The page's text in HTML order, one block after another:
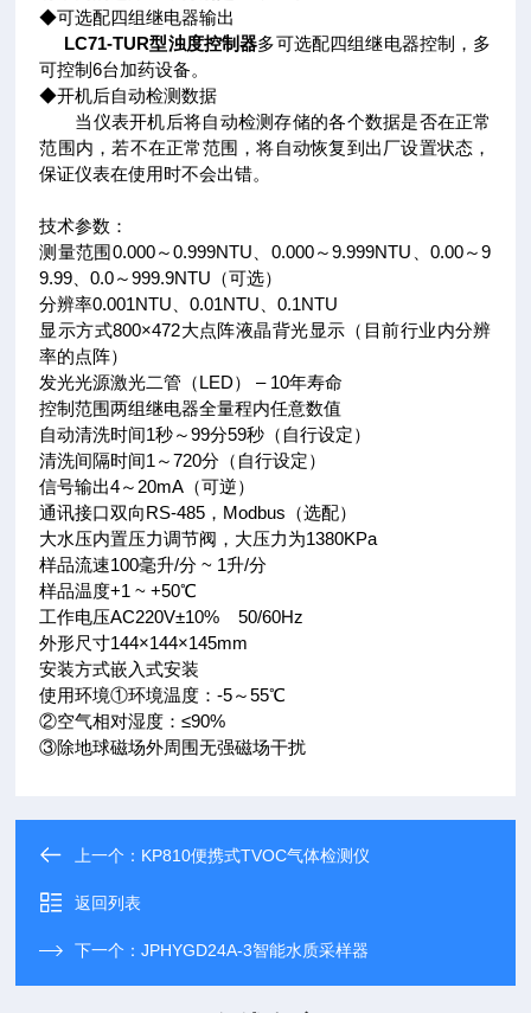
◆可选配四组继电器输出
LC71-TUR型浊度控制器多可选配四组继电器控制，多
可控制6台加药设备。
◆开机后自动检测数据
当仪表开机后将自动检测存储的各个数据是否在正常
范围内，若不在正常范围，将自动恢复到出厂设置状态，
保证仪表在使用时不会出错。
技术参数：
测量范围0.000～0.999NTU、0.000～9.999NTU、0.00～9
9.99、0.0～999.9NTU（可选）
分辨率0.001NTU、0.01NTU、0.1NTU
显示方式800×472大点阵液晶背光显示（目前行业内分辨
率的点阵）
发光光源激光二管（LED） – 10年寿命
控制范围两组继电器全量程内任意数值
自动清洗时间1秒～99分59秒（自行设定）
清洗间隔时间1～720分（自行设定）
信号输出4～20mA（可逆）
通讯接口双向RS-485，Modbus（选配）
大水压内置压力调节阀，大压力为1380KPa
样品流速100毫升/分 ~ 1升/分
样品温度+1 ~ +50℃
工作电压AC220V±10% 50/60Hz
外形尺寸144×144×145mm
安装方式嵌入式安装
使用环境①环境温度：-5～55℃
②空气相对湿度：≤90%
③除地球磁场外周围无强磁场干扰
上一个： KP810便携式TVOC气体检测仪
返回列表
下一个：JPHYGD24A-3智能水质采样器